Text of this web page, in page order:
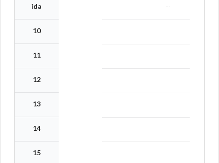
ida
10
11
12
13
14
15
--